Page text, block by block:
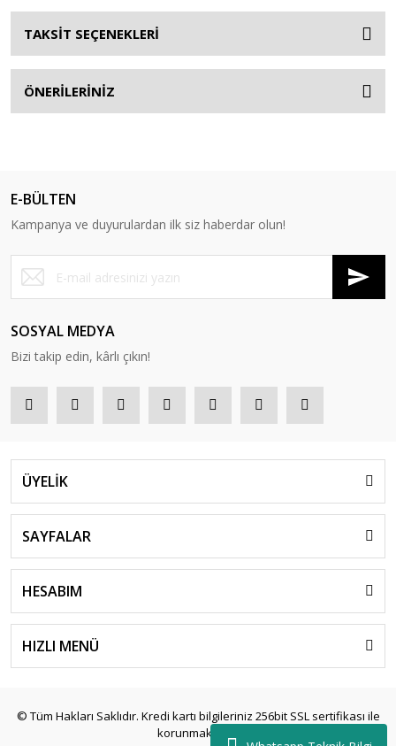
TAKSİT SEÇENEKLERİ
ÖNERİLERİNİZ
E-BÜLTEN
Kampanya ve duyurulardan ilk siz haberdar olun!
SOSYAL MEDYA
Bizi takip edin, kârlı çıkın!
ÜYELİK
SAYFALAR
HESABIM
HIZLI MENÜ
© Tüm Hakları Saklıdır. Kredi kartı bilgileriniz 256bit SSL sertifikası ile
korunmaktadır.